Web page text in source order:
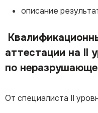
описание
аттестации на II
по
От специалиста II